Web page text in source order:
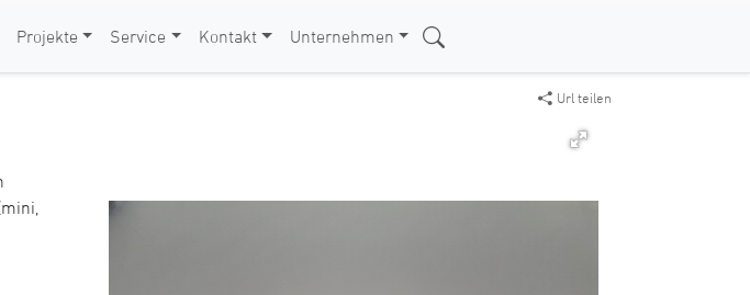
Projekte Service Kontakt Unternehmen
Url teilen